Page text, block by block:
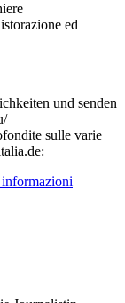
ed
und senden
sulle varie